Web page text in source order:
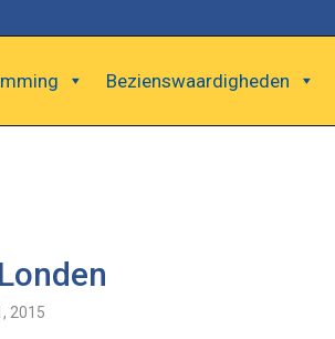
Bezienswaardigheden
2015